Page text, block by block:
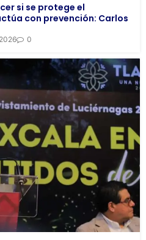
si se protege el
con prevención: Carlos
0